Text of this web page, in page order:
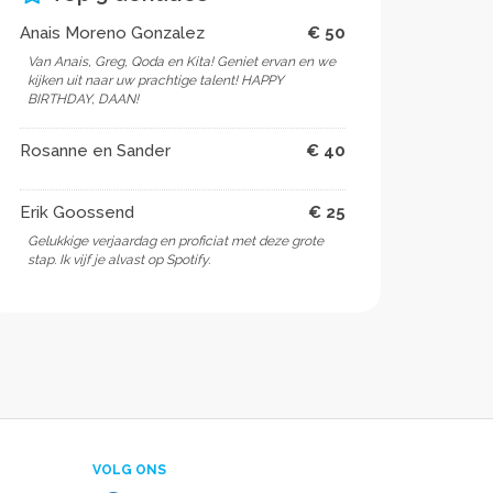
Anais Moreno Gonzalez € 50
Van Anais, Greg, Qoda en Kita! Geniet ervan en we
kijken uit naar uw prachtige talent! HAPPY
BIRTHDAY, DAAN!
Rosanne en Sander € 40
Erik Goossend € 25
Gelukkige verjaardag en proficiat met deze grote
stap. Ik vijf je alvast op Spotify.
VOLG ONS